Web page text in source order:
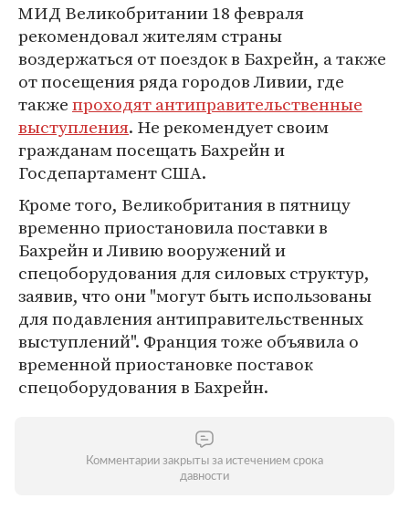
МИД Великобритании 18 февраля
рекомендовал жителям страны
воздержаться от поездок в Бахрейн, а также
от посещения ряда городов Ливии, где
такжепроходят антиправительственные
выступления. Не рекомендует своим
гражданам посещать Бахрейн и
Госдепартамент США.
Кроме того, Великобритания в пятницу
временно приостановила поставки в
Бахрейн и Ливию вооружений и
спецоборудования для силовых структур,
заявив, что они "могут быть использованы
для подавления антиправительственных
выступлений". Франция тоже объявила о
временной приостановке поставок
спецоборудования в Бахрейн.
Комментарии закрыты за истечением срока
давности